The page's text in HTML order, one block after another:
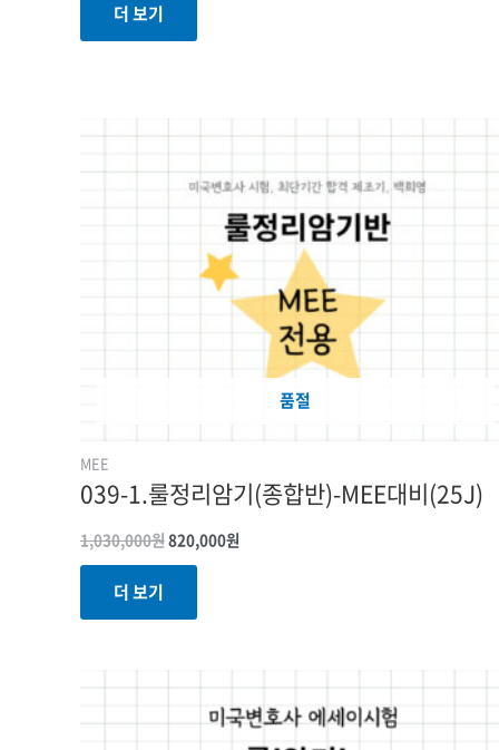
더 보기
품절
MEE
039-1.룰정리암기(종합반)-MEE대비(25J)
1,030,000원820,000원
더 보기